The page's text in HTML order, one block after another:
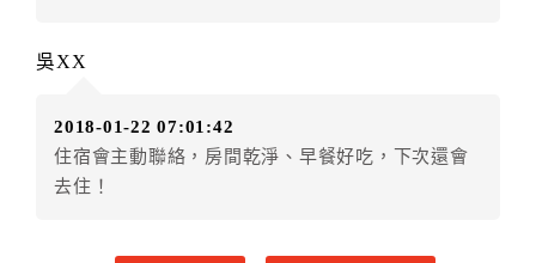
者，得請求乙方退還已付定金百分之百。
達者，得請求乙方退還已付定金百分之七十。
三、甲方解約通知於預定住宿日前第七日至第九日到達
者，得請求乙方退還已付定金百分之五十。
吳XX
2018-01-22 07:01:42
住宿會主動聯絡，房間乾淨、早餐好吃，下次還會
去住！